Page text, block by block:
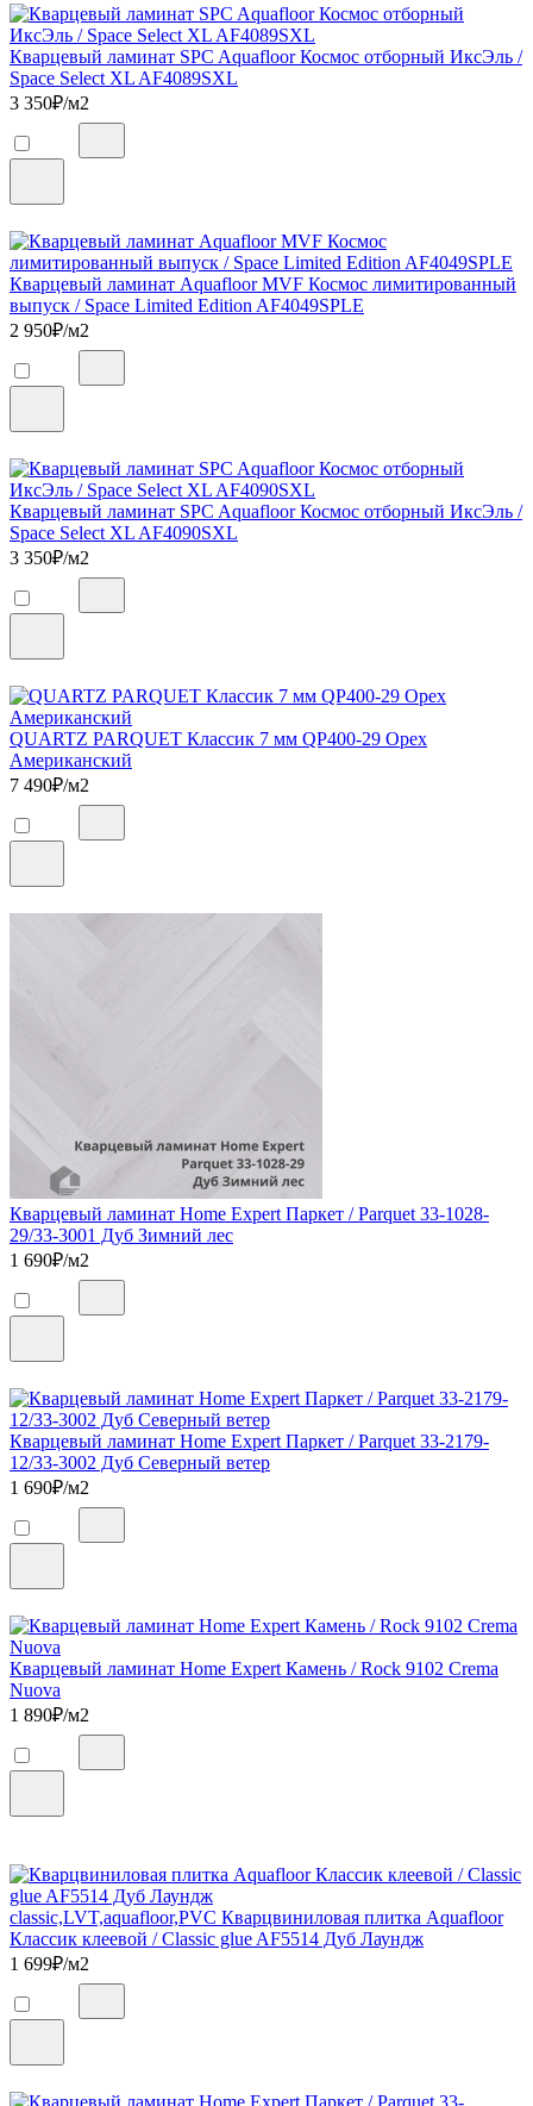
Кварцевый ламинат SPC Aquafloor Космос отборный ИксЭль /
Space Select XL AF4089SXL
3 350₽/м2
Кварцевый ламинат Aquafloor MVF Космос лимитированный
выпуск / Space Limited Edition AF4049SPLE
2 950₽/м2
Кварцевый ламинат SPC Aquafloor Космос отборный ИксЭль /
Space Select XL AF4090SXL
3 350₽/м2
QUARTZ PARQUET Классик 7 мм QP400-29 Орех
Американский
7 490₽/м2
Кварцевый ламинат Home Expert Паркет / Parquet 33-1028-
29/33-3001 Дуб Зимний лес
1 690₽/м2
Кварцевый ламинат Home Expert Паркет / Parquet 33-2179-
12/33-3002 Дуб Северный ветер
1 690₽/м2
Кварцевый ламинат Home Expert Камень / Rock 9102 Crema
Nuova
1 890₽/м2
classic,LVT,aquafloor,PVC Кварцвиниловая плитка Aquafloor
Классик клеевой / Classic glue AF5514 Дуб Лаундж
1 699₽/м2